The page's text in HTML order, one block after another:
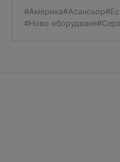
#Америка#Асансьор
#Ново оборудване